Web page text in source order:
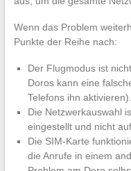
Wenn das Problem
Punkte der Reihe nach:
Der Flugmodus ist
Doros kann eine
Telefons ihn aktivieren).
Die Netzwerkauswahl
eingestellt und nicht
Die SIM-Karte
die Anrufe in einem